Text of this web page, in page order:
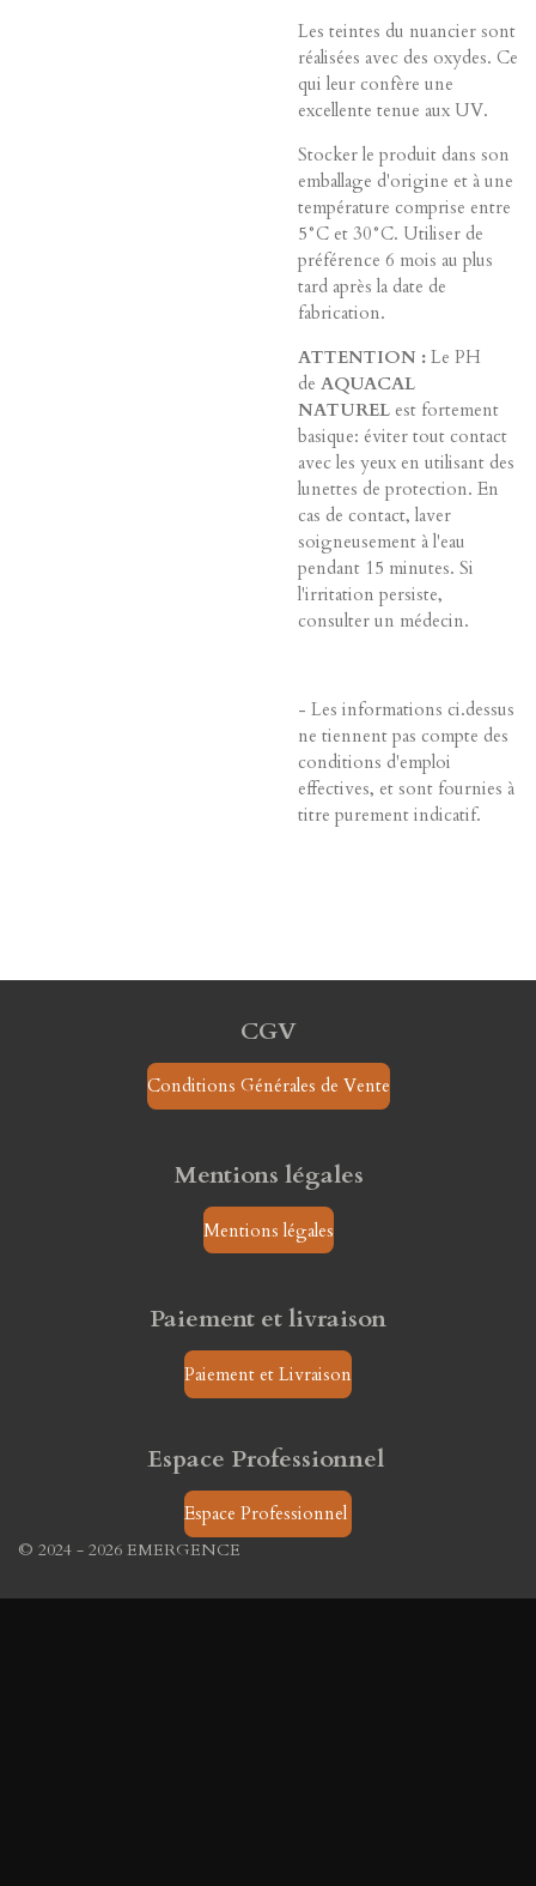
Les teintes du nuancier sont
réalisées avec des oxydes. Ce
qui leur confère une
excellente tenue aux UV.
Stocker le produit dans son
emballage d'origine et à une
température comprise entre
5°C et 30°C. Utiliser de
préférence 6 mois au plus
tard après la date de
fabrication.
ATTENTION : Le PH
de AQUACAL
NATUREL est fortement
basique: éviter tout contact
avec les yeux en utilisant des
lunettes de protection. En
cas de contact, laver
soigneusement à l'eau
pendant 15 minutes. Si
l'irritation persiste,
consulter un médecin.
- Les informations ci.dessus
ne tiennent pas compte des
conditions d'emploi
effectives, et sont fournies à
titre purement indicatif.
CGV
Conditions Générales de Vente
Mentions légales
Mentions légales
Paiement et livraison
Paiement et Livraison
Espace Professionnel
Espace Professionnel
© 2024 - 2026 EMERGENCE